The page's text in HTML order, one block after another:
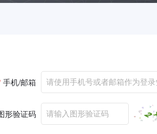
手机/邮箱
形验证码